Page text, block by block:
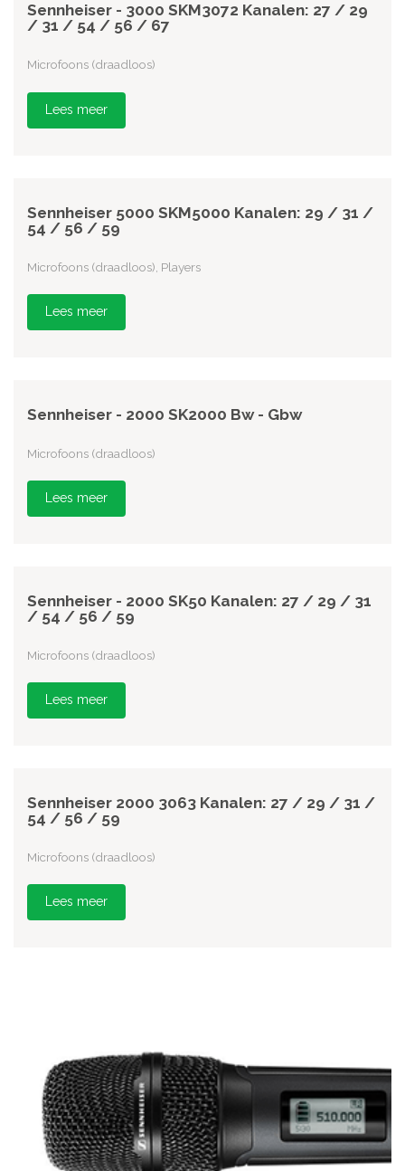
Sennheiser - 3000 SKM3072 Kanalen: 27 / 29
/ 31 / 54 / 56 / 67
Microfoons (draadloos)
Lees meer
Sennheiser 5000 SKM5000 Kanalen: 29 / 31 /
54 / 56 / 59
Microfoons (draadloos), Players
Lees meer
Sennheiser - 2000 SK2000 Bw - Gbw
Microfoons (draadloos)
Lees meer
Sennheiser - 2000 SK50 Kanalen: 27 / 29 / 31
/ 54 / 56 / 59
Microfoons (draadloos)
Lees meer
Sennheiser 2000 3063 Kanalen: 27 / 29 / 31 /
54 / 56 / 59
Microfoons (draadloos)
Lees meer